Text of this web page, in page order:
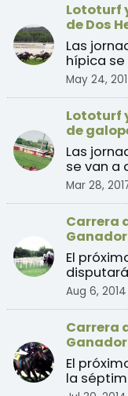
Lototurf
de Dos
Las
hípica
galope
May 24,
Lototurf
de
Las
se van a
con
Mar 28,
Carrera
El
Aug 6, 2014
Carrera
El
la